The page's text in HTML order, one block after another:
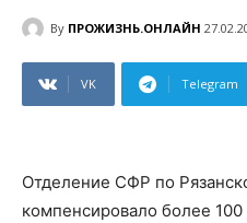
By ПРОЖИЗНЬ.ОНЛАЙН
VK Telegram
Отделение СФР по
компенсировало более